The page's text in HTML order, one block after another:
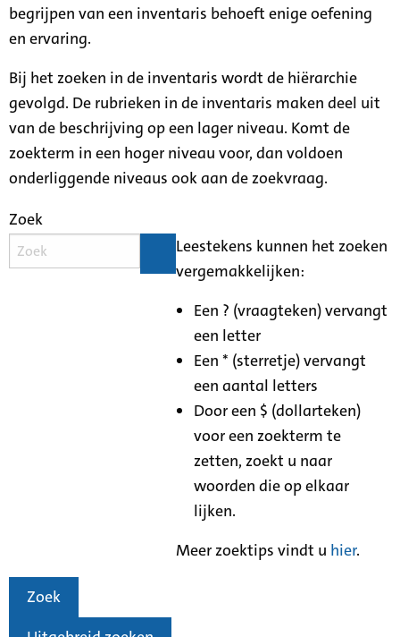
begrijpen van een inventaris behoeft enige oefening
en ervaring.
Bij het zoeken in de inventaris wordt de hiërarchie
gevolgd. De rubrieken in de inventaris maken deel uit
van de beschrijving op een lager niveau. Komt de
zoekterm in een hoger niveau voor, dan voldoen
onderliggende niveaus ook aan de zoekvraag.
Zoek
Leestekens kunnen het zoeken
vergemakkelijken:
Een ? (vraagteken) vervangt
een letter
Een * (sterretje) vervangt
een aantal letters
Door een $ (dollarteken)
voor een zoekterm te
zetten, zoekt u naar
woorden die op elkaar
lijken.
Meer zoektips vindt u hier.
Zoek